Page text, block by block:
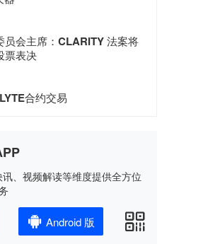
员会主席：CLARITY 法案将
票表决
合约交易
、视频解读等维度提供全方位
Android 版